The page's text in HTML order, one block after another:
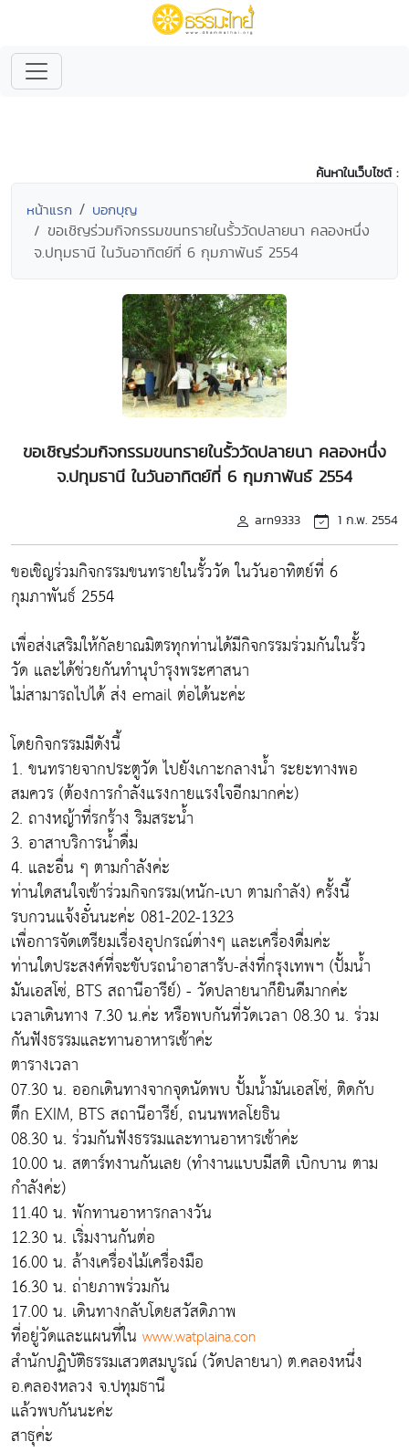
ค้นหาในเว็บไซต์ :
หน้าแรก บอกบุญ
ขอเชิญร่วมกิจกรรมขนทรายในรั้ววัดปลายนา คลองหนึ่ง
จ.ปทุมธานี ในวันอาทิตย์ที่ 6 กุมภาพันธ์ 2554
ขอเชิญร่วมกิจกรรมขนทรายในรั้ววัดปลายนา คลองหนึ่ง
จ.ปทุมธานี ในวันอาทิตย์ที่ 6 กุมภาพันธ์ 2554
arn9333 1 ก.พ. 2554
ขอเชิญร่วมกิจกรรมขนทรายในรั้ววัด ในวันอาทิตย์ที่ 6
กุมภาพันธ์ 2554
เพื่อส่งเสริมให้กัลยาณมิตรทุกท่านได้มีกิจกรรมร่วมกันในรั้ว
วัด และได้ช่วยกันทำนุบำรุงพระศาสนา
ไม่สามารถไปได้ ส่ง email ต่อได้นะค่ะ
โดยกิจกรรมมีดังนี้
1. ขนทรายจากประตูวัด ไปยังเกาะกลางน้ำ ระยะทางพอ
สมควร (ต้องการกำลังแรงกายแรงใจอีกมากค่ะ)
2. ถางหญ้าที่รกร้าง ริมสระน้ำ
3. อาสาบริการน้ำดื่ม
4. และอื่น ๆ ตามกำลังค่ะ
ท่านใดสนใจเข้าร่วมกิจกรรม(หนัก-เบา ตามกำลัง) ครั้งนี้
รบกวนแจ้งอั๋นนะค่ะ 081-202-1323
เพื่อการจัดเตรียมเรื่องอุปกรณ์ต่างๆ และเครื่องดื่มค่ะ
ท่านใดประสงค์ที่จะขับรถนำอาสารับ-ส่งที่กรุงเทพฯ (ปั้มน้ำ
มันเอสโซ่, BTS สถานีอารีย์) - วัดปลายนาก็ยินดีมากค่ะ
เวลาเดินทาง 7.30 น.ค่ะ หรือพบกันที่วัดเวลา 08.30 น. ร่วม
กันฟังธรรมและทานอาหารเช้าค่ะ
ตารางเวลา
07.30 น. ออกเดินทางจากจุดนัดพบ ปั้มน้ำมันเอสโซ่, ติดกับ
ตึก EXIM, BTS สถานีอารีย์, ถนนพหลโยธิน
08.30 น. ร่วมกันฟังธรรมและทานอาหารเช้าค่ะ
10.00 น. สตาร์ทงานกันเลย (ทำงานแบบมีสติ เบิกบาน ตาม
กำลังค่ะ)
11.40 น. พักทานอาหารกลางวัน
12.30 น. เริ่มงานกันต่อ
16.00 น. ล้างเครื่องไม้เครื่องมือ
16.30 น. ถ่ายภาพร่วมกัน
17.00 น. เดินทางกลับโดยสวัสดิภาพ
ที่อยู่วัดและแผนที่ใน www.watplaina.con
สำนักปฏิบัติธรรมเสวตสมบูรณ์ (วัดปลายนา) ต.คลองหนึ่ง
อ.คลองหลวง จ.ปทุมธานี
แล้วพบกันนะค่ะ
สาธุค่ะ